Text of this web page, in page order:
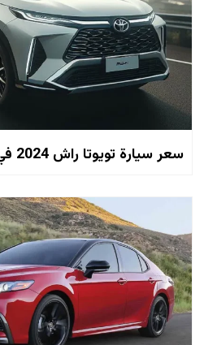
سعر سيارة تويوتا راش 2024 في السعودية